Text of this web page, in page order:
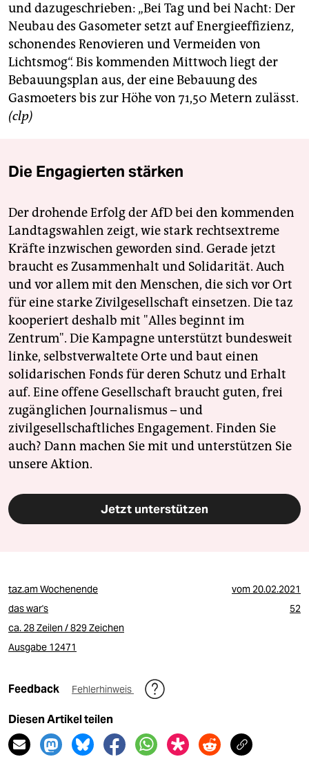
verlag
veranstaltungen
shop
fragen & hilfe
unterstützen
genossenschaft
und dazugeschrieben: „Bei Tag und bei Nacht: Der
Neubau des Gasometer setzt auf Energieeffizienz,
schonendes Renovieren und Vermeiden von
Lichtsmog“. Bis kommenden Mittwoch liegt der
Bebauungsplan aus, der eine Bebauung des
Gasmoeters bis zur Höhe von 71,50 Metern zulässt.
(clp)
Die Engagierten stärken
Der drohende Erfolg der AfD bei den kommenden
Landtagswahlen zeigt, wie stark rechtsextreme
Kräfte inzwischen geworden sind. Gerade jetzt
braucht es Zusammenhalt und Solidarität. Auch
und vor allem mit den Menschen, die sich vor Ort
für eine starke Zivilgesellschaft einsetzen. Die taz
kooperiert deshalb mit "Alles beginnt im
Zentrum". Die Kampagne unterstützt bundesweit
linke, selbstverwaltete Orte und baut einen
solidarischen Fonds für deren Schutz und Erhalt
auf. Eine offene Gesellschaft braucht guten, frei
zugänglichen Journalismus – und
zivilgesellschaftliches Engagement. Finden Sie
auch? Dann machen Sie mit und unterstützen Sie
unsere Aktion.
Jetzt unterstützen
taz.am Wochenende vom20.02.2021
das war's
52
ca. 28 Zeilen / 829 Zeichen
Ausgabe 12471
Feedback Fehlerhinweis
Diesen Artikel teilen